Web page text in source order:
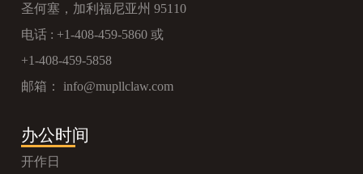
圣何塞，加利福尼亚州 95110
电话 : +1-408-459-5860 或
+1-408-459-5858
邮箱： info@mupllclaw.com
办公时间
开作日